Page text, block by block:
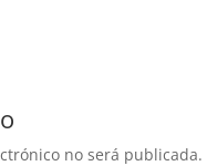
no será publicada.